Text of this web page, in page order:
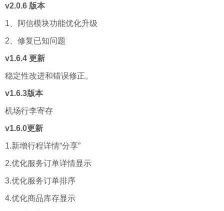
v2.0.6 版本
1、阿信模块功能优化升级
2、修复已知问题
v1.6.4 更新
稳定性改进和错误修正。
v1.6.3版本
机场行李寄存
v1.6.0更新
1.新增行程详情“分享”
2.优化服务订单详情显示
3.优化服务订单排序
4.优化商品库存显示